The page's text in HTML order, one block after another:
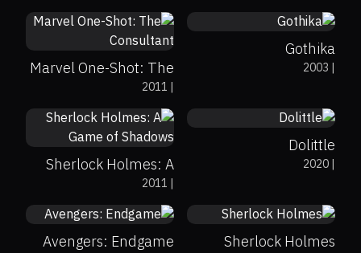
Gothika
|
2003
Marvel One-Shot: The
Consultant|
2011
5.6
Dolittle
|
2020
7.5
Sherlock Holmes: A
Game of Shadows|
2011
7.6
Sherlock Holmes
8.4
93%
78%
Avengers: Endgame 7.3
87%
68%
8.5
85%
68%